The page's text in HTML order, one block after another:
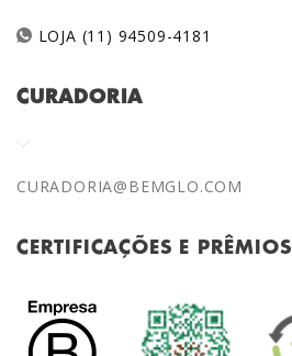
LOJA (11) 94509-4181
CURADORIA
CURADORIA@BEMGLO.COM
CERTIFICAÇÕES E PRÊMIOS